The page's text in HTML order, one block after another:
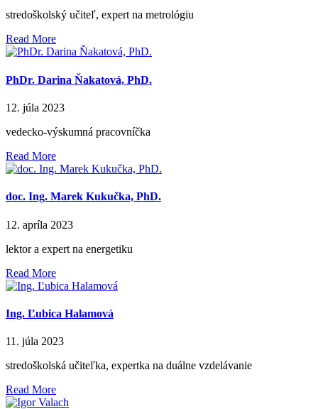
stredoškolský učiteľ, expert na metrológiu
Read More
PhDr. Darina Ňakatová, PhD.
12. júla 2023
vedecko-výskumná pracovníčka
Read More
doc. Ing. Marek Kukučka, PhD.
12. apríla 2023
lektor a expert na energetiku
Read More
Ing. Ľubica Halamová
11. júla 2023
stredoškolská učiteľka, expertka na duálne vzdelávanie
Read More